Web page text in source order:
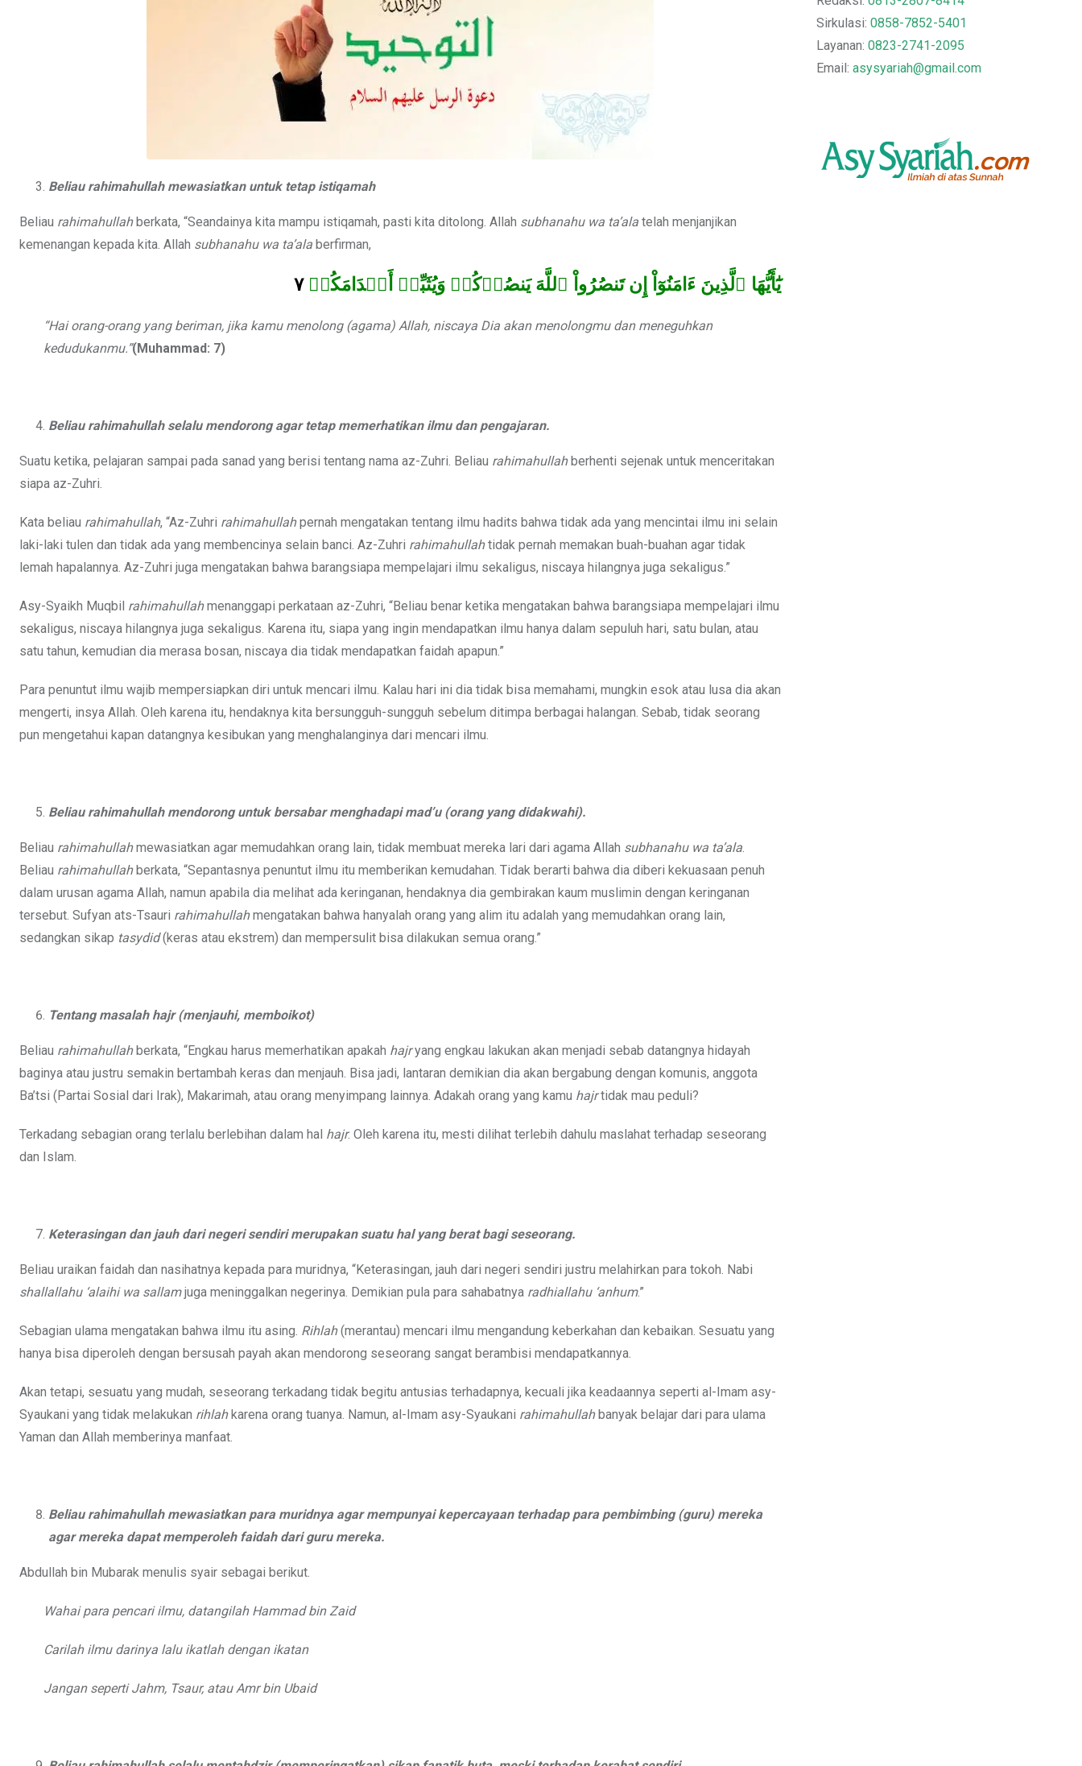
Beliau rahimahullah mewasiatkan untuk tetap istiqamah
Beliau rahimahullahberkata, “Seandainya kita mampu istiqamah, pasti kita ditolong. Allah subhanahu wa ta’ala telah menjanjikan
kemenangan kepada kita. Allah subhanahu wa ta’ala berfirman,
يَٰٓأَيُّهَا ٱلَّذِينَ ءَامَنُوٓاْ إِن تَنصُرُواْ ٱللَّهَ يَنصُرۡكُمۡ وَيُثَبِّتۡ أَقۡدَامَكُمۡ ٧
“Hai orang-orang yang beriman, jika kamu menolong (agama) Allah, niscaya Dia akan menolongmu dan meneguhkan
kedudukanmu.”(Muhammad: 7)
Beliau rahimahullah selalu mendorong agar tetap memerhatikan ilmu dan pengajaran.
Suatu ketika, pelajaran sampai pada sanad yang berisi tentang nama az-Zuhri. Beliau rahimahullahberhenti sejenak untuk menceritakan
siapa az-Zuhri.
Kata beliau rahimahullah, “Az-Zuhri rahimahullahpernah mengatakan tentang ilmu hadits bahwa tidak ada yang mencintai ilmu ini selain
laki-laki tulen dan tidak ada yang membencinya selain banci. Az-Zuhri rahimahullahtidak pernah memakan buah-buahan agar tidak
lemah hapalannya. Az-Zuhri juga mengatakan bahwa barangsiapa mempelajari ilmu sekaligus, niscaya hilangnya juga sekaligus.”
Asy-Syaikh Muqbil rahimahullahmenanggapi perkataan az-Zuhri, “Beliau benar ketika mengatakan bahwa barangsiapa mempelajari ilmu
sekaligus, niscaya hilangnya juga sekaligus. Karena itu, siapa yang ingin mendapatkan ilmu hanya dalam sepuluh hari, satu bulan, atau
satu tahun, kemudian dia merasa bosan, niscaya dia tidak mendapatkan faidah apapun.”
Para penuntut ilmu wajib mempersiapkan diri untuk mencari ilmu. Kalau hari ini dia tidak bisa memahami, mungkin esok atau lusa dia akan
mengerti, insya Allah. Oleh karena itu, hendaknya kita bersungguh-sungguh sebelum ditimpa berbagai halangan. Sebab, tidak seorang
pun mengetahui kapan datangnya kesibukan yang menghalanginya dari mencari ilmu.
Beliau rahimahullah mendorong untuk bersabar menghadapi mad’u (orang yang didakwahi).
Beliau rahimahullahmewasiatkan agar memudahkan orang lain, tidak membuat mereka lari dari agama Allah subhanahu wa ta’ala.
Beliau rahimahullahberkata, “Sepantasnya penuntut ilmu itu memberikan kemudahan. Tidak berarti bahwa dia diberi kekuasaan penuh
dalam urusan agama Allah, namun apabila dia melihat ada keringanan, hendaknya dia gembirakan kaum muslimin dengan keringanan
tersebut. Sufyan ats-Tsauri rahimahullahmengatakan bahwa hanyalah orang yang alim itu adalah yang memudahkan orang lain,
sedangkan sikap tasydid(keras atau ekstrem) dan mempersulit bisa dilakukan semua orang.”
Tentang masalah hajr (menjauhi, memboikot)
Beliau rahimahullahberkata, “Engkau harus memerhatikan apakah hajryang engkau lakukan akan menjadi sebab datangnya hidayah
baginya atau justru semakin bertambah keras dan menjauh. Bisa jadi, lantaran demikian dia akan bergabung dengan komunis, anggota
Ba’tsi (Partai Sosial dari Irak), Makarimah, atau orang menyimpang lainnya. Adakah orang yang kamu hajrtidak mau peduli?
Terkadang sebagian orang terlalu berlebihan dalam hal hajr. Oleh karena itu, mesti dilihat terlebih dahulu maslahat terhadap seseorang
dan Islam.
Keterasingan dan jauh dari negeri sendiri merupakan suatu hal yang berat bagi seseorang.
Beliau uraikan faidah dan nasihatnya kepada para muridnya, “Keterasingan, jauh dari negeri sendiri justru melahirkan para tokoh. Nabi
shallallahu ‘alaihi wa sallamjuga meninggalkan negerinya. Demikian pula para sahabatnya radhiallahu ‘anhum.”
Sebagian ulama mengatakan bahwa ilmu itu asing. Rihlah(merantau) mencari ilmu mengandung keberkahan dan kebaikan. Sesuatu yang
hanya bisa diperoleh dengan bersusah payah akan mendorong seseorang sangat berambisi mendapatkannya.
Akan tetapi, sesuatu yang mudah, seseorang terkadang tidak begitu antusias terhadapnya, kecuali jika keadaannya seperti al-Imam asy-
Syaukani yang tidak melakukan rihlah karena orang tuanya. Namun, al-Imam asy-Syaukani rahimahullahbanyak belajar dari para ulama
Yaman dan Allah memberinya manfaat.
Beliau rahimahullah mewasiatkan para muridnya agar mempunyai kepercayaan terhadap para pembimbing (guru) mereka
agar mereka dapat memperoleh faidah dari guru mereka.
Abdullah bin Mubarak menulis syair sebagai berikut.
Wahai para pencari ilmu, datangilah Hammad bin Zaid
Carilah ilmu darinya lalu ikatlah dengan ikatan
Jangan seperti Jahm, Tsaur, atau Amr bin Ubaid
Sirkulasi: 0858-7852-5401
Layanan: 0823-2741-2095
Email: asysyariah@gmail.com